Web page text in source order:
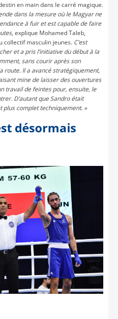
en main dans le carré magique.
dans la mesure où le Magyar ne
à fuir et est capable de faire
, explique Mohamed Taleb,
collectif masculin jeunes. C’est
et a pris l’initiative du début à la
sans courir après son
route. Il a avancé stratégiquement,
mine de laisser des ouvertures
travail de feintes pour, ensuite, le
D’autant que Sandro était
complet techniquement. »
désormais